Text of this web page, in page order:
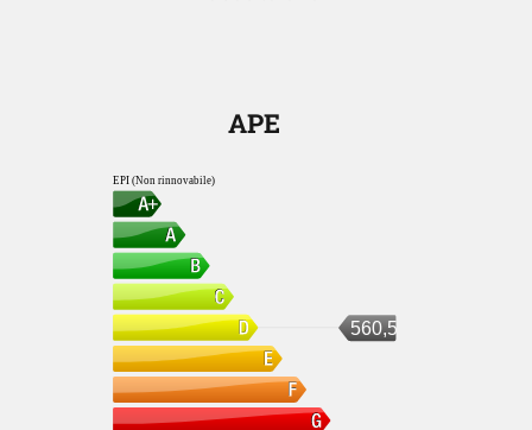
APE
EPI (Non rinnovabile)
560,56